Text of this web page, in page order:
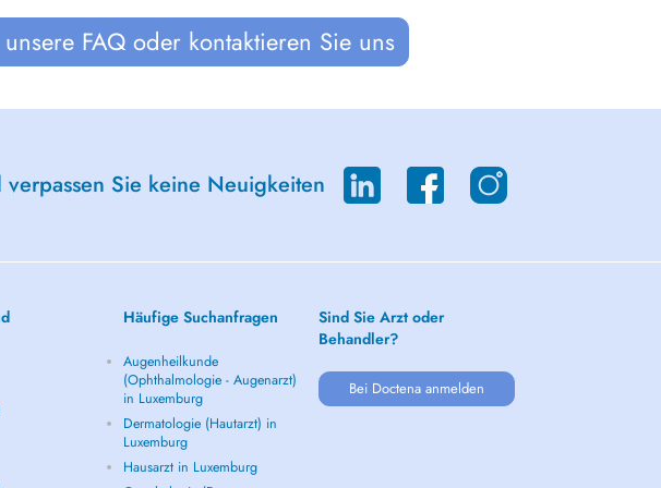
FAQ oder kontaktieren Sie uns
verpassen Sie keine Neuigkeiten
Häufige Suchanfragen
Augenheilkunde
(Ophthalmologie - Augenarzt)
in Luxemburg
Dermatologie (Hautarzt) in
Luxemburg
Hausarzt in Luxemburg
Sind Sie Arzt oder
Behandler?
Bei Doctena anmelden